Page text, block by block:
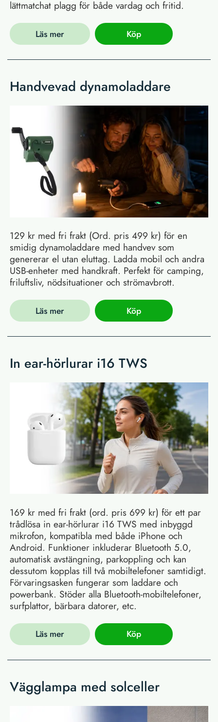
lättmatchat plagg för både vardag och fritid.
Läs mer Köp
Handvevad dynamoladdare
129 kr med fri frakt (Ord. pris 499 kr) för en
smidig dynamoladdare med handvev som
genererar el utan eluttag. Ladda mobil och andra
USB-enheter med handkraft. Perfekt för camping,
friluftsliv, nödsituationer och strömavbrott.
Läs mer Köp
In ear-hörlurar i16 TWS
169 kr med fri frakt (ord. pris 699 kr) för ett par
trådlösa in ear-hörlurar i16 TWS med inbyggd
mikrofon, kompatibla med både iPhone och
Android. Funktioner inkluderar Bluetooth 5.0,
automatisk avstängning, parkoppling och kan
dessutom kopplas till två mobiltelefoner samtidigt.
Förvaringsasken fungerar som laddare och
powerbank. Stöder alla Bluetooth-mobiltelefoner,
surfplattor, bärbara datorer, etc.
Läs mer Köp
Vägglampa med solceller